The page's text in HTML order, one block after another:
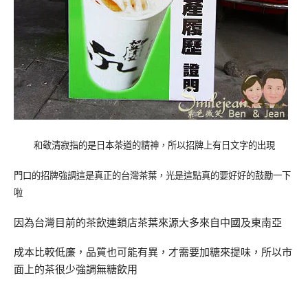
和敬清寂指的是日本茶道的精神，所以招牌上有日文字的出現
門口的招牌強調這是真正的台灣茶葉，光是這點真的要好好的鼓勵一下
啦
因為台灣目前的茶飲連鎖店茶葉來源大多來自中國及東南亞
成本比較低廉，品質也可能有異，才需要加糖來提味，所以市
面上的茶很少強調無糖飲用